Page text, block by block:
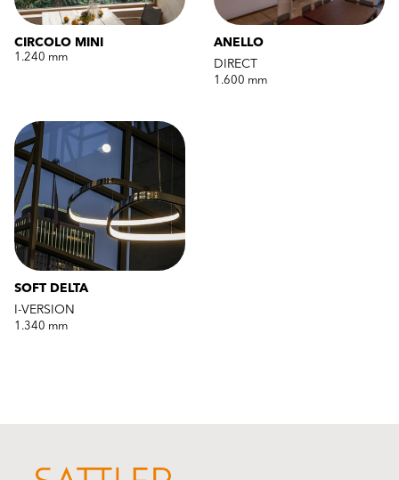
CIRCOLO MINI
1.240 mm
ANELLO
DIRECT
1.600 mm
SOFT DELTA
I-VERSION
1.340 mm